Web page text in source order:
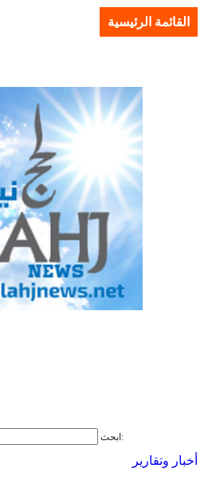
القائمة الرئيسية
ابحث ابحث عن:
أخبار وتقارير